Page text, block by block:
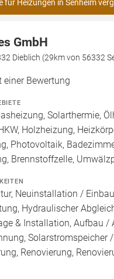
für Heizungen in Senheim
GmbH
Dieblich (29km von 56332
einer Bewertung
Solarthermie,
Holzheizung,
Photovoltaik,
Brennstoffzelle,
Neuinstallation /
Hydraulischer
& Installation, Aufbau /
Solarstromspeicher
Renovierung,